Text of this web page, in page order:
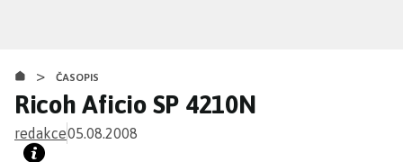
obsahu
> ČASOPIS
Ricoh Aficio SP 4210N
redakce05.08.2008